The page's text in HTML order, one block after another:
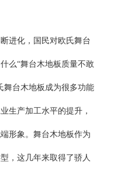
进化，国民对欧氏舞台
么“舞台木地板质量不敢
舞台木地板成为很多功能
生产加工水平的提升，
形象。舞台木地板作为
，这几年来取得了骄人